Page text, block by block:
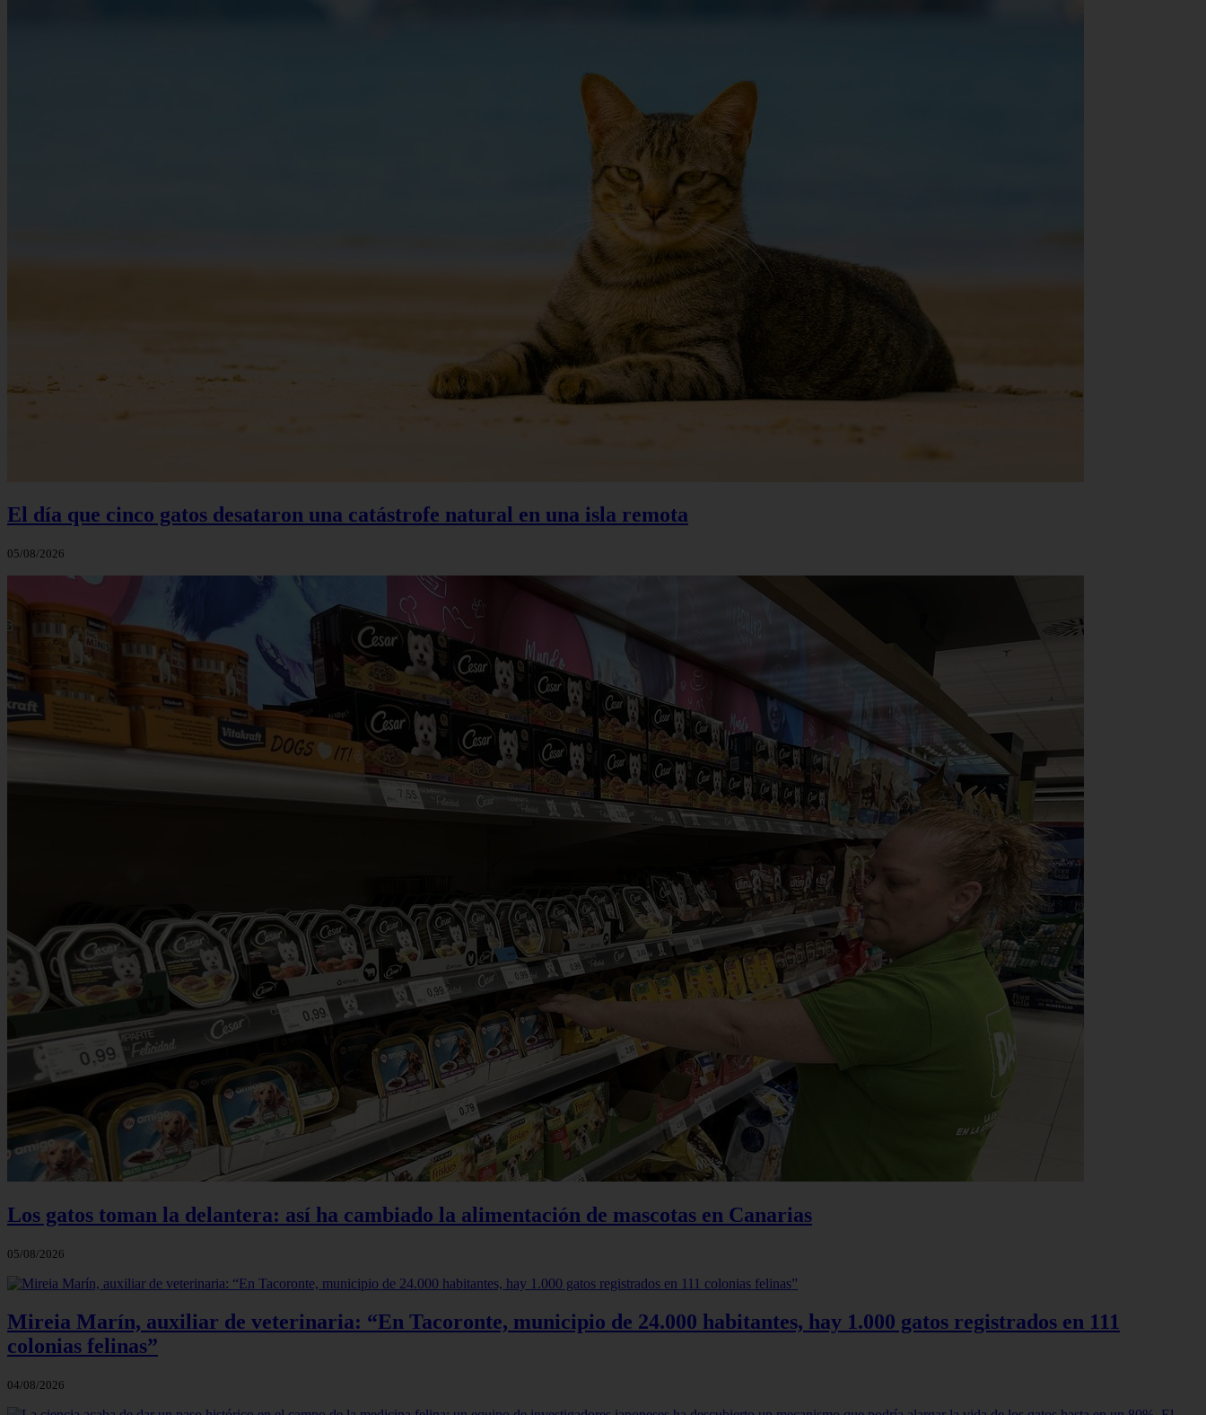
El día que cinco gatos desataron una catástrofe natural en una isla remota
05/08/2026
Los gatos toman la delantera: así ha cambiado la alimentación de mascotas en Canarias
05/08/2026
Mireia Marín, auxiliar de veterinaria: “En Tacoronte, municipio de 24.000 habitantes, hay 1.000 gatos registrados en 111
colonias felinas”
04/08/2026